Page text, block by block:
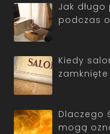
Jak
podczas
Kiedy
Dlaczego
mogą